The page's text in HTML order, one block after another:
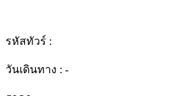
รหัสทัวร์ :
วันเดินทาง : -